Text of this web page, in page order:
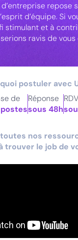
repose
d’équipe. Si
stimulant et à
ravis de
postuler avec
de
Réponse
sous 48h
RDV
nos
trouver le job de